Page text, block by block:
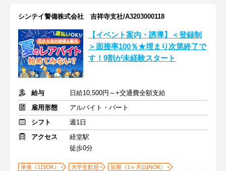
シンテイ警備株式会社 吉祥寺支社/A3203000118
【イベント案内・誘導】＜登録制
＞面接率100％★埋まり次第終了で
す！9割が未経験スタート
給与
日給10,500円～+交通費全額支給
雇用形態
アルバイト・パート
シフト
週1日
アクセス
経堂駅
徒歩0分
単発（1日OK） 大学生歓迎
短期（1ヶ月以内OK）